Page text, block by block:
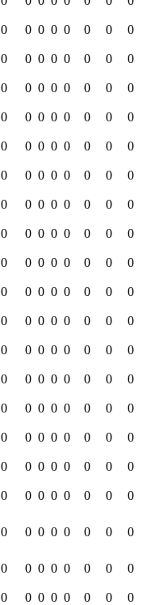
0 0 0 0 0 0 0 0
0 0 0 0 0 0 0 0
0 0 0 0 0 0 0 0
0 0 0 0 0 0 0 0
0 0 0 0 0 0 0 0
0 0 0 0 0 0 0 0
0 0 0 0 0 0 0 0
0 0 0 0 0 0 0 0
0 0 0 0 0 0 0 0
0 0 0 0 0 0 0 0
0 0 0 0 0 0 0 0
0 0 0 0 0 0 0 0
0 0 0 0 0 0 0 0
0 0 0 0 0 0 0 0
0 0 0 0 0 0 0 0
0 0 0 0 0 0 0 0
0 0 0 0 0 0 0 0
0 0 0 0 0 0 0 0
0 0 0 0 0 0 0 0
0 0 0 0 0 0 0 0